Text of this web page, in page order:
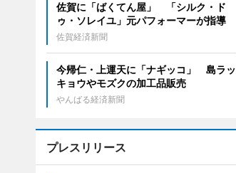
佐賀に「ばくてん屋」 「シルク・ド
ゥ・ソレイユ」元パフォーマーが指導
佐賀経済新聞
今帰仁・上運天に「ナギッコ」 島ラッ
キョウやモズクの加工品販売
やんばる経済新聞
プレスリリース